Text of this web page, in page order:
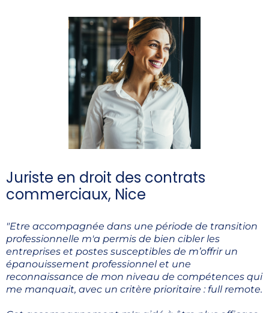
Juriste en droit des contrats
commerciaux, Nice
"Etre accompagnée dans une période de transition
professionnelle m'a permis de bien cibler les
entreprises et postes susceptibles de m’offrir un
épanouissement professionnel et une
reconnaissance de mon niveau de compétences qui
me manquait, avec un critère prioritaire : full remote.